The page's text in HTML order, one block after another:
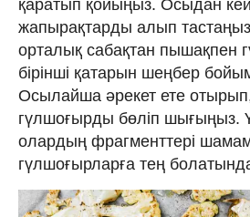
қаратып қойыңыз. Осыдан
жапырақтарды алып
орталық сабақтан пышақпен
бірінші қатарын шеңбер
Осылайша әрекет ете
гүлшоғырды бөліп шығыңыз.
олардың фрагменттері
гүлшоғырларға тең